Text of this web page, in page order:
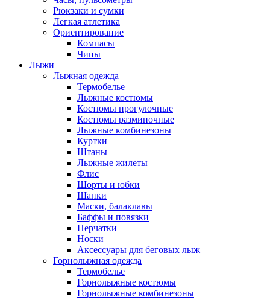
Рюкзаки и сумки
Легкая атлетика
Ориентирование
Компасы
Чипы
Лыжи
Лыжная одежда
Термобелье
Лыжные костюмы
Костюмы прогулочные
Костюмы разминочные
Лыжные комбинезоны
Куртки
Штаны
Лыжные жилеты
Флис
Шорты и юбки
Шапки
Маски, балаклавы
Баффы и повязки
Перчатки
Носки
Аксессуары для беговых лыж
Горнолыжная одежда
Термобелье
Горнолыжные костюмы
Горнолыжные комбинезоны